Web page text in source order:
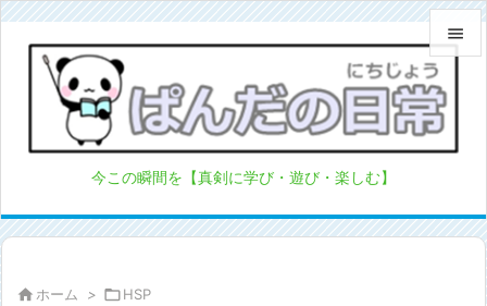
今この瞬間を【真剣に学び・遊び・楽しむ】

メニュ

サイド
前へ
ホーム > HSP